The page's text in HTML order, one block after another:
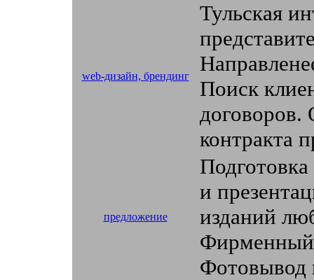
web-дизайн, брендинг
Тульская
Поиск
договоров.
контракта
предложение
и
изданий
Фирменный
Фотовывод